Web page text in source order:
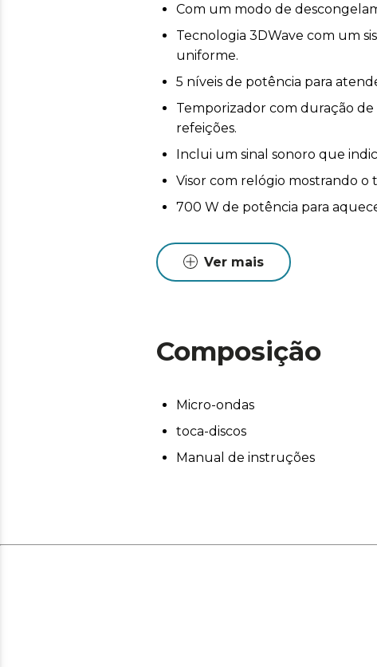
Com um modo de
Tecnologia 3DWave com um
uniforme.
5 níveis de potência para
Temporizador com duração
refeições.
Inclui um sinal sonoro que
Visor com relógio mostrando o
700 W de potência para
Ver mais
Composição
Micro-ondas
toca-discos
Manual de instruções